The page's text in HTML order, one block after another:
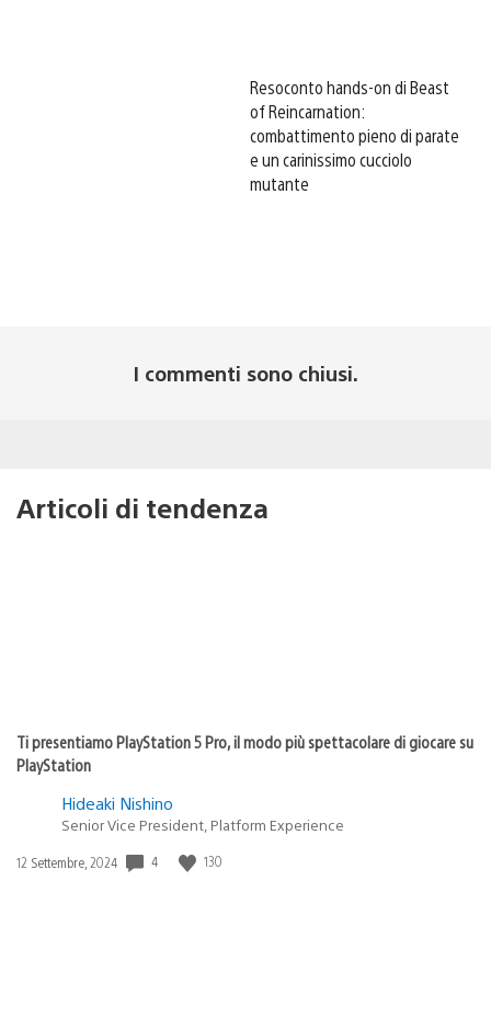
Resoconto hands-on di Beast
of Reincarnation:
combattimento pieno di parate
e un carinissimo cucciolo
mutante
I commenti sono chiusi.
Articoli di tendenza
Ti presentiamo PlayStation 5 Pro, il modo più spettacolare di giocare su
PlayStation
Hideaki Nishino
Senior Vice President, Platform Experience
Data
12 Settembre, 2024 4 130